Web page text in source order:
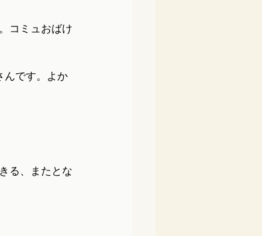
コミュおばけ
んです。よか
る、またとな